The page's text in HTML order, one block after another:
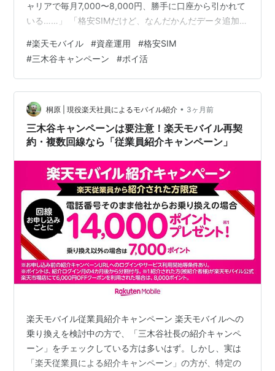
ャリアで毎月7,000〜8,000円、勝手に口座から引かれて
いる……」 「格安SIMだけど、なんだかんだデータ追加し
ぐそのお財布の「致命的なバグ（穴）」を塞ぎにいきま
しょう。 住宅ローン月7万、電気代をゼロにハックして
豊かに生きる我が家は、スマホ代を「月額980円（税込
1,078円）〜データ無制限でも3,278円」というチート級
の安さにハックしています。 今回は、当ブログの審査通
過記…
#楽天モバイル #資産運用 #格安SIM
#三木谷キャンペーン #ポイ活
桐原 | 現役楽天社員によるモバイル紹介 • 3ヶ月前
三木谷キャンペーンは要注意！楽天モバイル再契
約・複数回線なら「従業員紹介キャンペーン」
楽天モバイル従業員紹介キャンペーン 楽天モバイルへの
乗り換えを検討中の方で、「三木谷社長の紹介キャンペ
ーン」をチェックしている方は多いはず。しかし、実は
「楽天従業員による紹介キャンペーン」の方が、特定の